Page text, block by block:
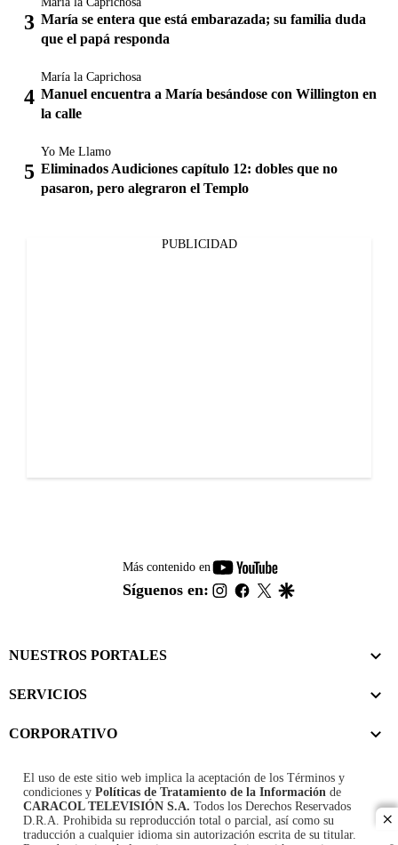
María se entera que está embarazada; su familia duda
que el papá responda
María la Caprichosa
Manuel encuentra a María besándose con Willington en
la calle
Yo Me Llamo
Eliminados Audiciones capítulo 12: dobles que no
pasaron, pero alegraron el Templo
PUBLICIDAD
Más contenido en
youtube-
footer
Síguenos en: instagram
facebook
twitter
NUESTROS PORTALES
SERVICIOS
CORPORATIVO
El uso de este sitio web implica la aceptación de los Términos y
condiciones y Políticas de Tratamiento de la Información de
CARACOL TELEVISIÓN S.A. Todos los Derechos Reservados
D.R.A. Prohibida su reproducción total o parcial, así como su
traducción a cualquier idioma sin autorización escrita de su titular.